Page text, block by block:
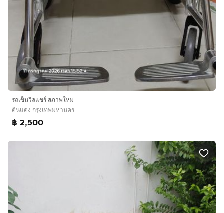
รถเข็นวีลแชร์ สภาพใหม่
ดินแดง กรุงเทพมหานคร
฿ 2,500